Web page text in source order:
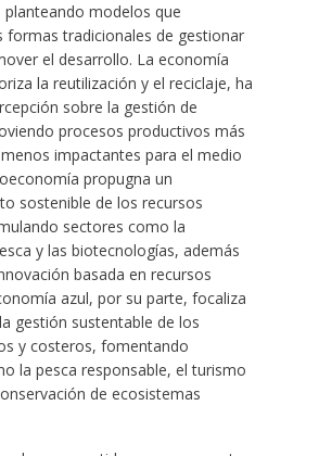
planteando modelos que
formas tradicionales de gestionar
el desarrollo. La economía
la reutilización y el reciclaje, ha
sobre la gestión de
procesos productivos más
impactantes para el medio
propugna un
sostenible de los recursos
sectores como la
y las biotecnologías, además
basada en recursos
azul, por su parte, focaliza
gestión sustentable de los
y costeros, fomentando
la pesca responsable, el turismo
de ecosistemas